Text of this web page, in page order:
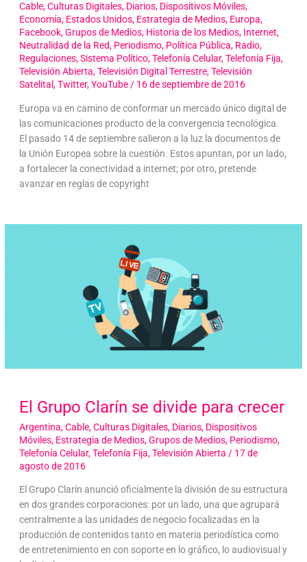
Cable,Culturas Digitales, Diarios, Dispositivos Móviles,
Economía, Estados Unidos, Estrategia de Medios, Europa,
Facebook,Grupos de Medios, Historia de los Medios, Internet,
Neutralidad de la Red, Periodismo, Política Pública, Radio,
Regulaciones,Sistema Político,Telefonía Celular,Telefonía Fija,
Televisión Abierta,Televisión Digital Terrestre,Televisión
Satelital ,Twitter,YouTube/ 16 de septiembre de 2016
Europa va en camino de conformar un mercado único digital de
las comunicaciones producto de la convergencia tecnológica.
El pasado 14 de septiembre salieron a la luz la documentos de
la Unión Europea sobre la cuestión. Estos apuntan, por un lado,
a fortalecer la conectividad a internet; por otro, pretende
avanzar en reglas de copyright
El Grupo Clarín se divide para crecer
Argentina,Cable,Culturas Digitales, Diarios, Dispositivos
Móviles, Estrategia de Medios,Grupos de Medios, Periodismo,
Telefonía Celular,Telefonía Fija,Televisión Abierta / 17 de
agosto de 2016
El Grupo Clarín anunció oficialmente la división de su estructura
en dos grandes corporaciones: por un lado, una que agrupará
centralmente a las unidades de negocio focalizadas en la
producción de contenidos tanto en materia periodística como
de entretenimiento en con soporte en lo gráfico, lo audiovisual y